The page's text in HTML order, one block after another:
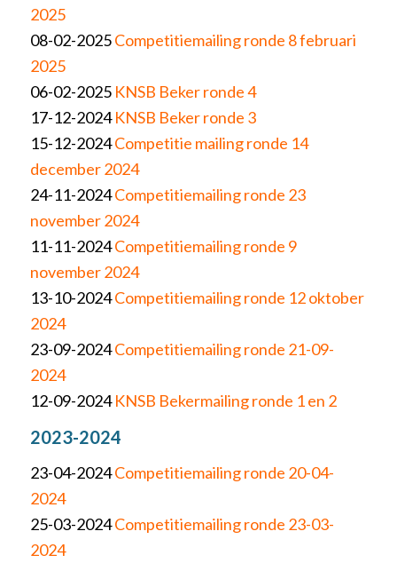
2025
08-02-2025Competitiemailing ronde 8 februari
2025
06-02-2025 KNSB Beker ronde 4
17-12-2024KNSB Beker ronde 3
15-12-2024Competitie mailing ronde 14
december 2024
24-11-2024Competitiemailing ronde 23
november 2024
11-11-2024Competitiemailing ronde 9
november 2024
13-10-2024Competitiemailing ronde 12 oktober
2024
23-09-2024Competitiemailing ronde 21-09-
2024
12-09-2024KNSB Bekermailing ronde 1 en 2
2023-2024
23-04-2024Competitiemailing ronde 20-04-
2024
25-03-2024Competitiemailing ronde 23-03-
2024